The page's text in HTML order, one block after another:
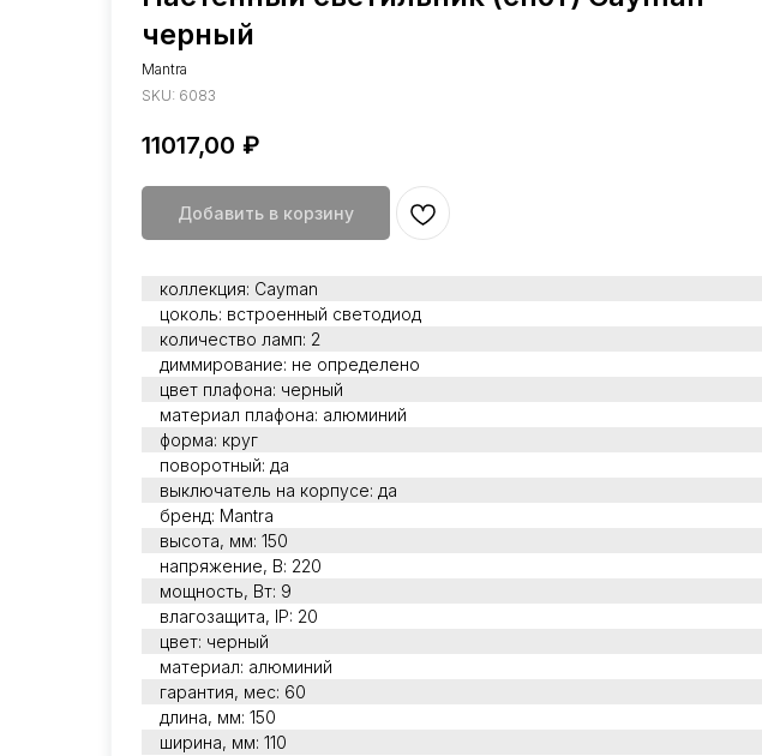
черный
Mantra
SKU: 6083
11017,00 ₽
Добавить в корзину
коллекция: Cayman
цоколь: встроенный светодиод
количество ламп: 2
диммирование: не определено
цвет плафона: черный
материал плафона: алюминий
форма: круг
поворотный: да
выключатель на корпусе: да
бренд: Mantra
высота, мм: 150
напряжение, В: 220
мощность, Вт: 9
влагозащита, IP: 20
цвет: черный
материал: алюминий
гарантия, мес: 60
длина, мм: 150
ширина, мм: 110